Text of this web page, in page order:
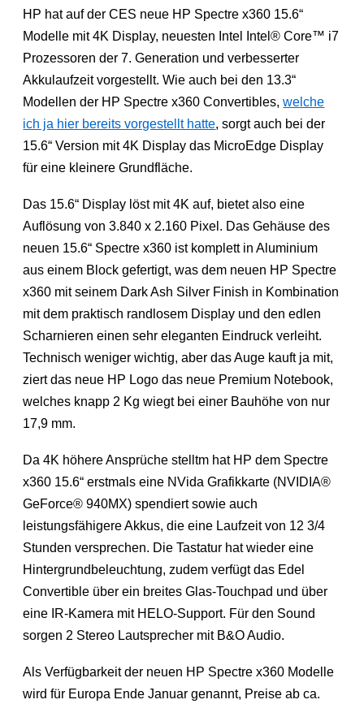
HP hat auf der CES neue HP Spectre x360 15.6“
Modelle mit 4K Display, neuesten Intel Intel® Core™ i7
Prozessoren der 7. Generation und verbesserter
Akkulaufzeit vorgestellt. Wie auch bei den 13.3“
Modellen der HP Spectre x360 Convertibles,welche
ich ja hier bereits vorgestellt hatte, sorgt auch bei der
15.6“ Version mit 4K Display das MicroEdge Display
für eine kleinere Grundfläche.
Das 15.6“ Display löst mit 4K auf, bietet also eine
Auflösung von 3.840 x 2.160 Pixel. Das Gehäuse des
neuen 15.6“ Spectre x360 ist komplett in Aluminium
aus einem Block gefertigt, was dem neuen HP Spectre
x360 mit seinem Dark Ash Silver Finish in Kombination
mit dem praktisch randlosem Display und den edlen
Scharnieren einen sehr eleganten Eindruck verleiht.
Technisch weniger wichtig, aber das Auge kauft ja mit,
ziert das neue HP Logo das neue Premium Notebook,
welches knapp 2 Kg wiegt bei einer Bauhöhe von nur
17,9 mm.
Da 4K höhere Ansprüche stelltm hat HP dem Spectre
x360 15.6“ erstmals eine NVida Grafikkarte (NVIDIA®
GeForce® 940MX) spendiert sowie auch
leistungsfähigere Akkus, die eine Laufzeit von 12 3/4
Stunden versprechen. Die Tastatur hat wieder eine
Hintergrundbeleuchtung, zudem verfügt das Edel
Convertible über ein breites Glas-Touchpad und über
eine IR-Kamera mit HELO-Support. Für den Sound
sorgen 2 Stereo Lautsprecher mit B&O Audio.
Als Verfügbarkeit der neuen HP Spectre x360 Modelle
wird für Europa Ende Januar genannt, Preise ab ca.